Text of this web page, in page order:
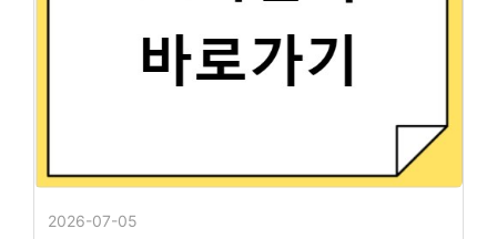
2026-07-05